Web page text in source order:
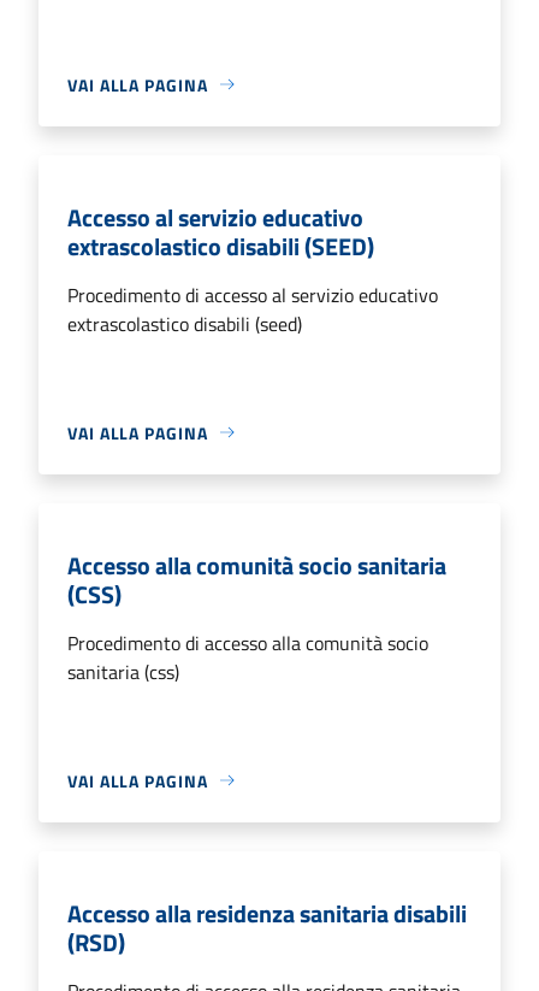
VAI ALLA PAGINA
Accesso al servizio educativo
extrascolastico disabili (SEED)
Procedimento di accesso al servizio educativo
extrascolastico disabili (seed)
VAI ALLA PAGINA
Accesso alla comunità socio sanitaria
(CSS)
Procedimento di accesso alla comunità socio
sanitaria (css)
VAI ALLA PAGINA
Accesso alla residenza sanitaria disabili
(RSD)